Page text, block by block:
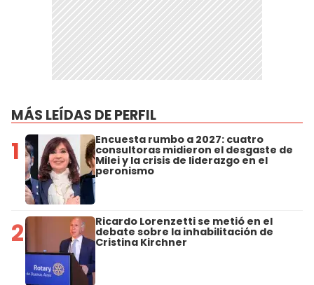
MÁS LEÍDAS DE PERFIL
1 Encuesta rumbo a 2027: cuatro
consultoras midieron el desgaste de
Milei y la crisis de liderazgo en el
peronismo
2 Ricardo Lorenzetti se metió en el
debate sobre la inhabilitación de
Cristina Kirchner